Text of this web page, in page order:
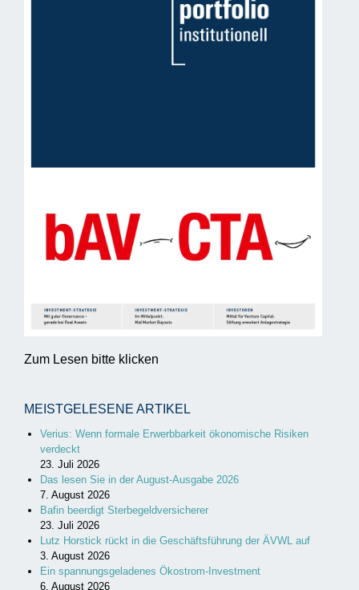
Zum Lesen bitte klicken
MEISTGELESENE ARTIKEL
Verius: Wenn formale Erwerbbarkeit ökonomische Risiken
verdeckt
23. Juli 2026
Das lesen Sie in der August-Ausgabe 2026
7. August 2026
Bafin beerdigt Sterbegeldversicherer
23. Juli 2026
Lutz Horstick rückt in die Geschäftsführung der ÄVWL auf
3. August 2026
Ein spannungsgeladenes Ökostrom-Investment
6. August 2026